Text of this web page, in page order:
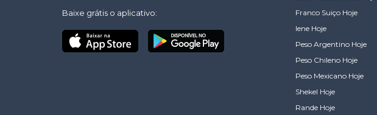
Baixe grátis o aplicativo:
Franco Suiço Hoje
Iene Hoje
Peso Argentino Hoje
Peso Chileno Hoje
Peso Mexicano Hoje
Shekel Hoje
Rande Hoje